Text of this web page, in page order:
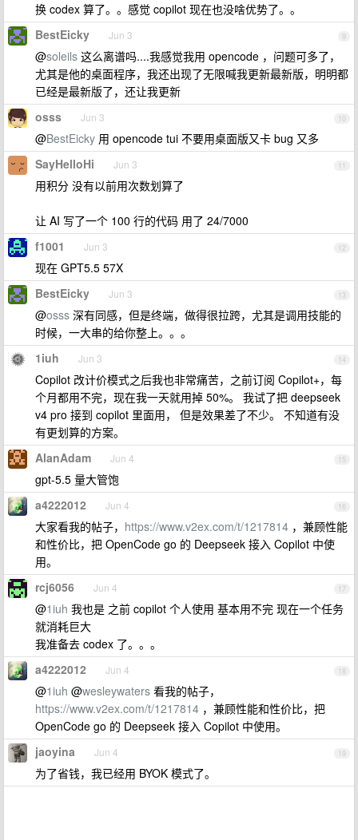
换 codex 算了。。感觉 copilot 现在也没啥优势了。。
9
BestEicky Jun 3
@soleils 这么离谱吗....我感觉我用 opencode ，问题可多了，
尤其是他的桌面程序，我还出现了无限喊我更新最新版，明明都
已经是最新版了，还让我更新
10
osss Jun 3
@BestEicky 用 opencode tui 不要用桌面版又卡 bug 又多
11
SayHelloHi Jun 3
用积分 没有以前用次数划算了
让 AI 写了一个 100 行的代码 用了 24/7000
12
f1001 Jun 3
现在 GPT5.5 57X
13
BestEicky Jun 3
@osss 深有同感，但是终端，做得很拉跨，尤其是调用技能的
时候，一大串的给你整上。。。
14
1iuh Jun 3
Copilot 改计价模式之后我也非常痛苦，之前订阅 Copilot+，每
个月都用不完，现在我一天就用掉 50%。 我试了把 deepseek
v4 pro 接到 copilot 里面用， 但是效果差了不少。 不知道有没
有更划算的方案。
15
AlanAdam Jun 4
gpt-5.5 量大管饱
16
a4222012 Jun 4
大家看我的帖子， https://www.v2ex.com/t/1217814 ，兼顾性能
和性价比，把 OpenCode go 的 Deepseek 接入 Copilot 中使
用。
17
rcj6056 Jun 4
@1iuh 我也是 之前 copilot 个人使用 基本用不完 现在一个任务
就消耗巨大
我准备去 codex 了。。。
18
a4222012 Jun 4
@1iuh @wesleywaters 看我的帖子，
https://www.v2ex.com/t/1217814 ，兼顾性能和性价比，把
OpenCode go 的 Deepseek 接入 Copilot 中使用。
19
jaoyina Jun 4
为了省钱，我已经用 BYOK 模式了。